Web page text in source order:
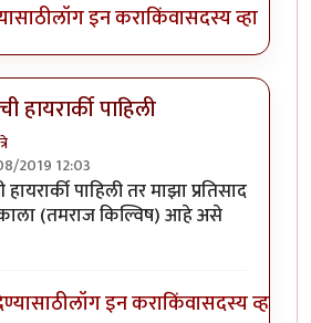
लॉग इन कराकिंवासदस्य व्हा
हायरार्की पाहिली
2019 12:03
गीता मला फार आवडायची. खूपby
हायरार्की पाहिली तर माझा प्रतिसाद
(तमराज किल्विष) आहे असे
लॉग इन कराकिंवासदस्य व्हा